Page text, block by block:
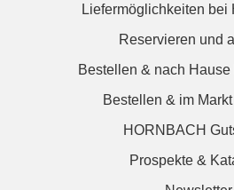
Liefermöglichkeiten bei
Reservieren und
Bestellen & nach
Bestellen & im
HORNBACH
Prospekte &